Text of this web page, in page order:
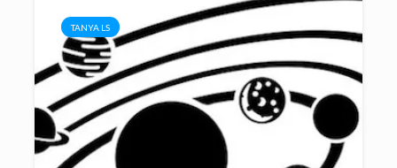
TANYA LS